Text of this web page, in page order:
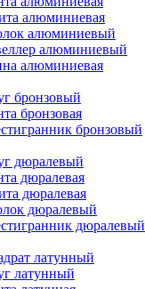
алюминиевая
алюминиевый
алюминиевый
алюминиевая
бронзовый
бронзовая
бронзовый
дюралевый
дюралевая
дюралевая
дюралевый
дюралевый
латунный
латунный